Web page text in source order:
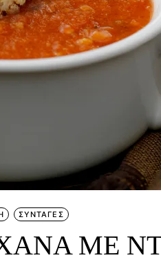
ΣΥΝΤΑΓΕΣ
ΜΕ